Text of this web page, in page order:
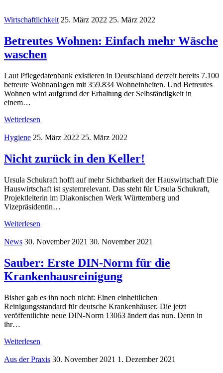
Wirtschaftlichkeit 25. März 2022 25. März 2022
Betreutes Wohnen: Einfach mehr Wäsche
waschen
Laut Pflegedatenbank existieren in Deutschland derzeit bereits 7.100
betreute Wohnanlagen mit 359.834 Wohneinheiten. Und Betreutes
Wohnen wird aufgrund der Erhaltung der Selbständigkeit in
einem…
Weiterlesen
Hygiene 25. März 2022 25. März 2022
Nicht zurück in den Keller!
Ursula Schukraft hofft auf mehr Sichtbarkeit der Hauswirtschaft Die
Hauswirtschaft ist systemrelevant. Das steht für Ursula Schukraft,
Projektleiterin im Diakonischen Werk Württemberg und
Vizepräsidentin…
Weiterlesen
News 30. November 2021 30. November 2021
Sauber: Erste DIN-Norm für die
Krankenhausreinigung
Bisher gab es ihn noch nicht: Einen einheitlichen
Reinigungsstandard für deutsche Krankenhäuser. Die jetzt
veröffentlichte neue DIN-Norm 13063 ändert das nun. Denn in
ihr…
Weiterlesen
Aus der Praxis 30. November 2021 1. Dezember 2021